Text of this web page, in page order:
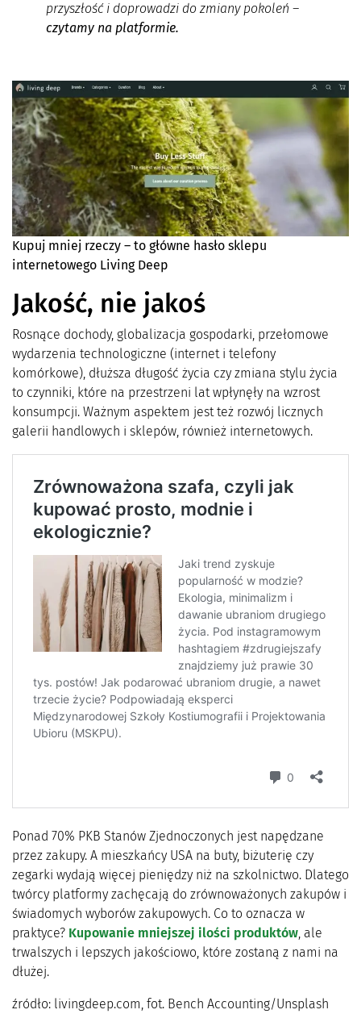
przyszłość i doprowadzi do zmiany pokoleń –
czytamy na platformie.
Kupuj mniej rzeczy – to główne hasło sklepu
internetowego Living Deep
Jakość, nie jakoś
Rosnące dochody, globalizacja gospodarki, przełomowe
wydarzenia technologiczne (internet i telefony
komórkowe), dłuższa długość życia czy zmiana stylu życia
to czynniki, które na przestrzeni lat wpłynęły na wzrost
konsumpcji. Ważnym aspektem jest też rozwój licznych
galerii handlowych i sklepów, również internetowych.
Ponad 70% PKB Stanów Zjednoczonych jest napędzane
przez zakupy. A mieszkańcy USA na buty, biżuterię czy
zegarki wydają więcej pieniędzy niż na szkolnictwo. Dlatego
twórcy platformy zachęcają do zrównoważonych zakupów i
świadomych wyborów zakupowych. Co to oznacza w
praktyce? Kupowanie mniejszej ilości produktów, ale
trwalszych i lepszych jakościowo, które zostaną z nami na
dłużej.
źródło: livingdeep.com, fot. Bench Accounting/Unsplash